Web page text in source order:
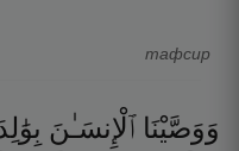
тафсир
وَوَصَّيْنَا ٱلْإِنسَـٰنَ